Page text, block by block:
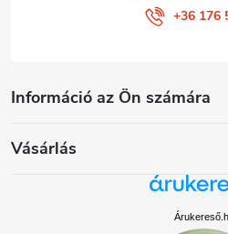
Információ az Ön számára
Vásárlás
+36 176